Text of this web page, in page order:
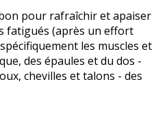
pour rafraîchir et apaiser
fatigués (après un effort
les muscles et
des épaules et du dos -
chevilles et talons - des